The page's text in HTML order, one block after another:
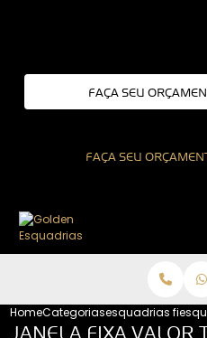
FAÇA SEU
FAÇA SEU
HomeCategoriasesquadrias fixas